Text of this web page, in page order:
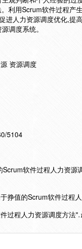
利用Scrum软件过程产
进人力资源调度优化,提
调度系统。
资源调度
5104
软件过程人力资
挣值的Scrum软件过程
过程人力资源调度方法".